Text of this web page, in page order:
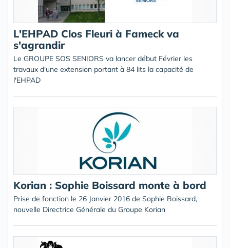
L'EHPAD Clos Fleuri à Fameck va
s'agrandir
Le GROUPE SOS SENIORS va lancer début Février les
travaux d'une extension portant à 84 lits la capacité de
l'EHPAD
Korian : Sophie Boissard monte à bord
Prise de fonction le 26 Janvier 2016 de Sophie Boissard,
nouvelle Directrice Générale du Groupe Korian